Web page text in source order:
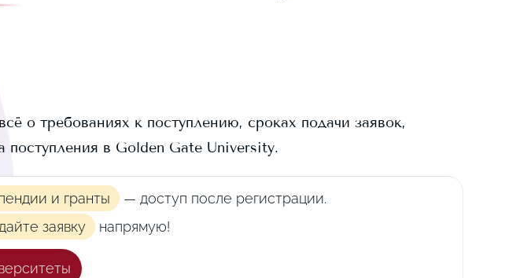
о требованиях к поступлению, сроках подачи заявок,
поступления в Golden Gate University.
и гранты
— доступ после регистрации.
заявку напрямую!